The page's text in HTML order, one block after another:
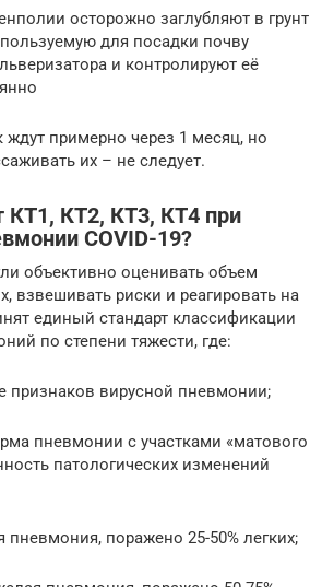
осторожно заглубляют в грунт
для посадки почву
и контролируют её
ждут примерно через 1 месяц, но
их – не следует.
КТ1, КТ2, КТ3, КТ4 при
COVID-19?
объективно оценивать объем
взвешивать риски и реагировать на
единый стандарт классификации
по степени тяжести, где:
признаков вирусной пневмонии;
пневмонии с участками «матового
патологических изменений
пневмония, поражено 25-50% легких;